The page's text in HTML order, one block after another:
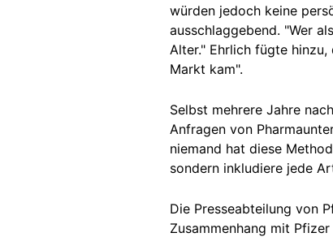
würden jedoch keine
ausschlaggebend. "Wer
Alter." Ehrlich fügte
Markt kam".
Selbst mehrere Jahre
Anfragen von
niemand hat diese
sondern inkludiere jede
Die Presseabteilung von
Zusammenhang mit Pfizer